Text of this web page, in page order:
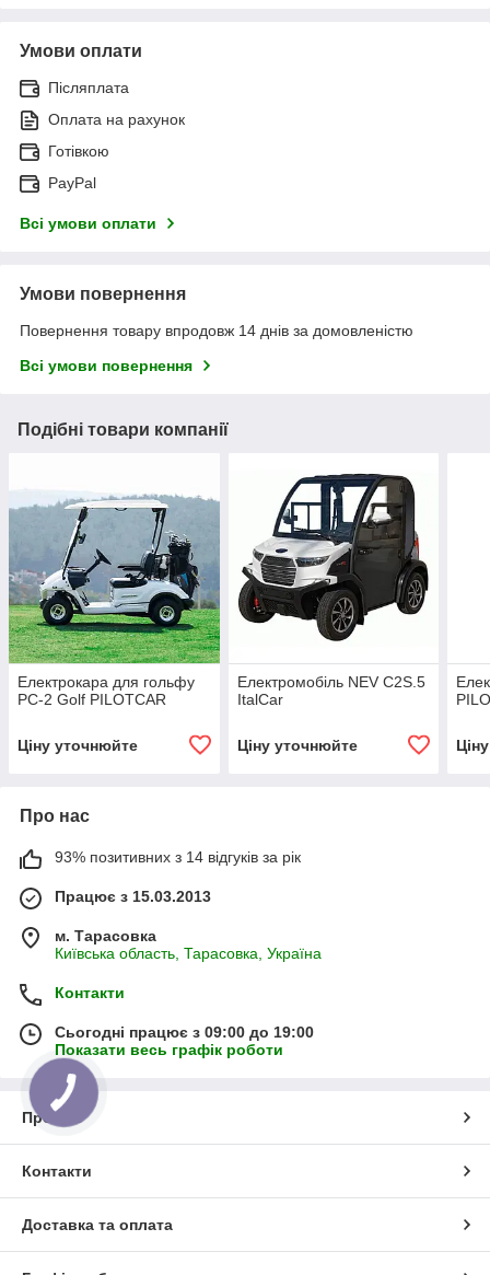
Умови оплати
Післяплата
Оплата на рахунок
Готівкою
PayPal
Всі умови оплати
Умови повернення
Повернення товару впродовж 14 днів за домовленістю
Всі умови повернення
Подібні товари компанії
Електрокара для гольфу
PC-2 Golf PILOTCAR
Ціну уточнюйте
Електромобіль NEV C2S.5
ItalCar
Ціну уточнюйте
Про нас
93% позитивних з 14 відгуків за рік
Працює з 15.03.2013
м. Тарасовка
Київська область, Тарасовка, Україна
Контакти
Сьогодні працює з 09:00 до 19:00
Показати весь графік роботи
Про нас
Контакти
Доставка та оплата